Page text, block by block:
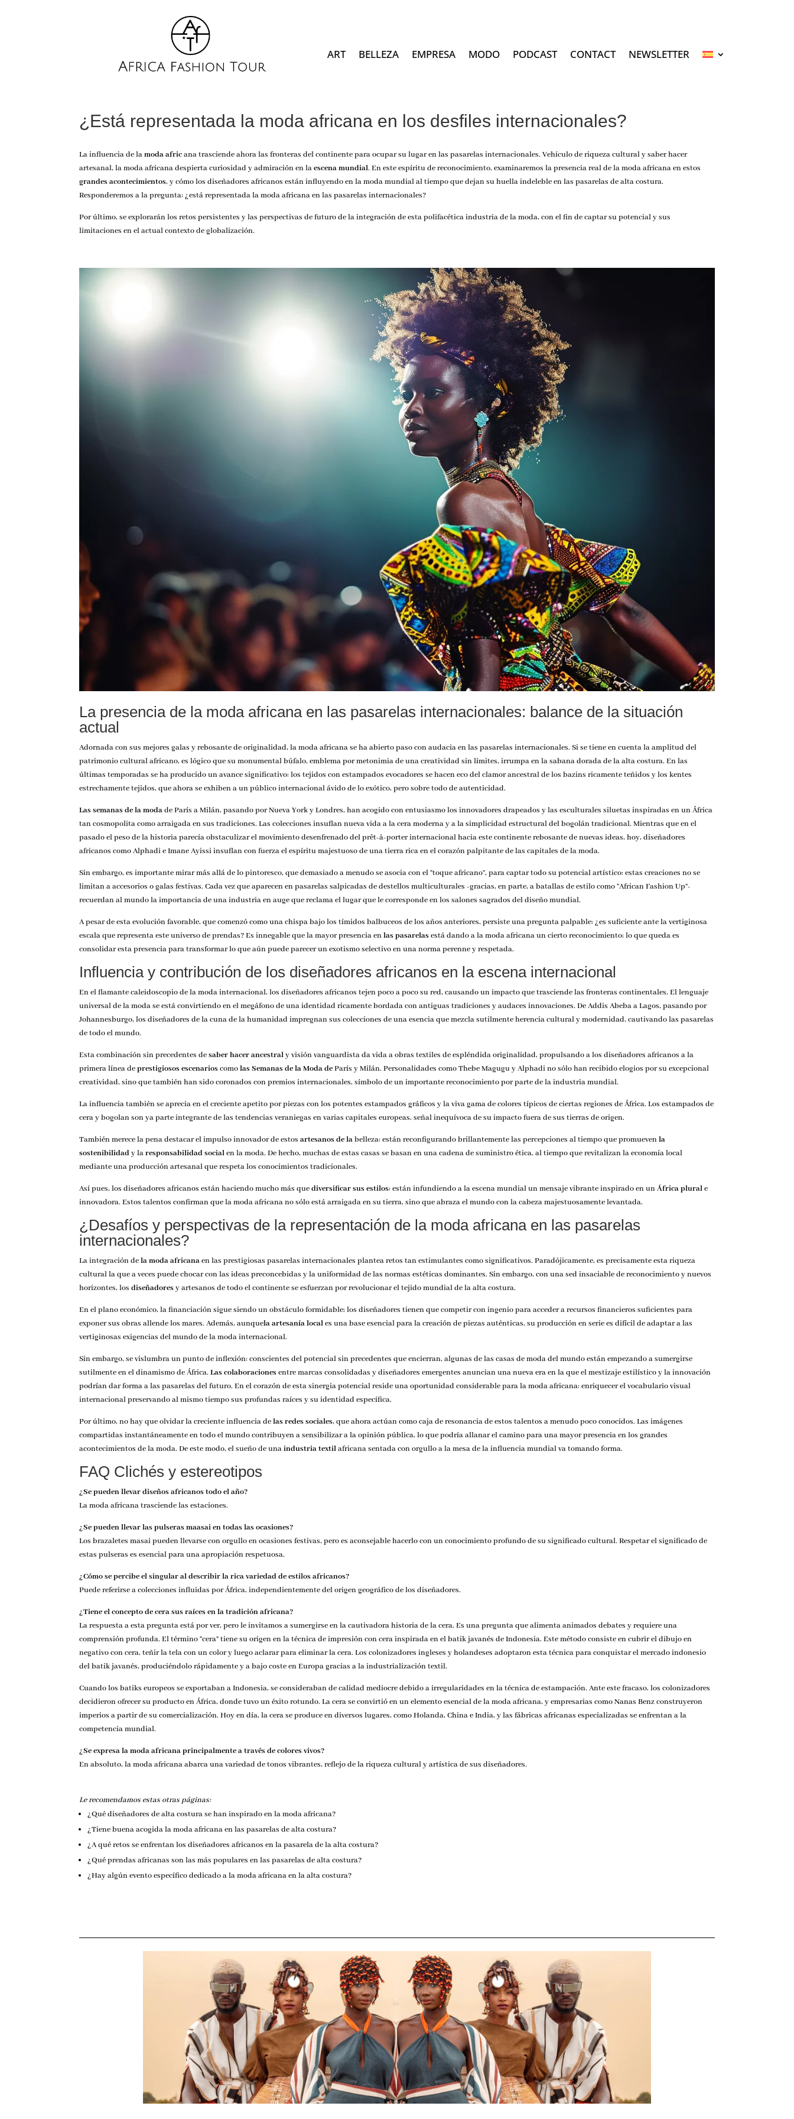
ART BELLEZA EMPRESA MODO PODCAST CONTACT NEWSLETTER
¿Está representada la moda africana en los desfiles internacionales?
La influencia de lamoda africana trasciende ahora las fronteras del continente para ocupar su lugar en las pasarelas internacionales. Vehículo de riqueza cultural y saber hacer
artesanal, lamoda africanadespierta curiosidad y admiración en laescena mundial. En este espíritu de reconocimiento, examinaremos la presencia real de la moda africana en estos
grandes acontecimientos, y cómo los diseñadores africanos están influyendo en la moda mundial al tiempo que dejan su huella indeleble en las pasarelas de alta costura.
Responderemos a la pregunta: ¿está representada la moda africana en las pasarelas internacionales?
Por último, se explorarán los retos persistentes y las perspectivas de futuro de la integración de esta polifacética industria dela moda, con el fin de captar su potencial y sus
limitaciones en el actual contexto de globalización.
La presencia de la moda africana en las pasarelas internacionales: balance de la situación
actual
Adornada con sus mejores galas y rebosante de originalidad, la moda africana se ha abierto paso con audacia en las pasarelas internacionales. Si se tiene en cuenta la amplitud del
patrimonio cultural africano, es lógico que su monumental búfalo, emblema por metonimia de una creatividad sin límites, irrumpa en la sabana dorada de la alta costura. En las
últimas temporadas se ha producido un avance significativo: los tejidos con estampados evocadores se hacen eco del clamor ancestral de los bazins ricamente teñidos y los kentes
estrechamente tejidos, que ahora se exhiben a un público internacional ávido de lo exótico, pero sobre todo de autenticidad.
Las semanas de la modade París a Milán, pasando por Nueva York y Londres, han acogido con entusiasmo los innovadores drapeados y las esculturales siluetas inspiradas en un África
tan cosmopolita como arraigada en sus tradiciones. Las colecciones insuflan nueva vida a la cera moderna y a la simplicidad estructural del bogolán tradicional. Mientras que en el
pasado el peso de la historia parecía obstaculizar el movimiento desenfrenado del prêt-à-porter internacional hacia este continente rebosante de nuevas ideas, hoy, diseñadores
africanos como Alphadi e Imane Ayissi insuflan con fuerza el espíritu majestuoso de una tierra rica en el corazón palpitante de las capitales de la moda.
Sin embargo, es importante mirar más allá de lo pintoresco, que demasiado a menudo se asocia con el “toque africano”, para captar todo su potencial artístico: estas creaciones no se
limitan a accesorios o galas festivas. Cada vez que aparecen en pasarelas salpicadas de destellos multiculturales -gracias, en parte, a batallas de estilo como “African Fashion Up”-
recuerdan al mundo la importancia de una industria en auge que reclama el lugar que le corresponde en los salones sagrados del diseño mundial.
A pesar de esta evolución favorable, que comenzó como una chispa bajo los tímidos balbuceos de los años anteriores, persiste una pregunta palpable: ¿es suficiente ante la vertiginosa
escala que representa este universo de prendas? Es innegable que la mayor presencia enlas pasarelasestá dando a la moda africana un cierto reconocimiento; lo que queda es
consolidar esta presencia para transformar lo que aún puede parecer un exotismo selectivo en una norma perenne y respetada.
Influencia y contribución de los diseñadores africanos en la escena internacional
En el flamante caleidoscopio de la moda internacional, los diseñadores africanos tejen poco a poco su red, causando un impacto que trasciende las fronteras continentales. El lenguaje
universal de la moda se está convirtiendo en el megáfono de una identidad ricamente bordada con antiguas tradiciones y audaces innovaciones. De Addis Abeba a Lagos, pasando por
Johannesburgo, los diseñadores de la cuna de la humanidad impregnan sus colecciones de una esencia que mezcla sutilmente herencia cultural y modernidad, cautivando las pasarelas
de todo el mundo.
Esta combinación sin precedentes desaber hacer ancestraly visión vanguardista da vida a obras textiles de espléndida originalidad, propulsando a los diseñadores africanos a la
primera línea deprestigiosos escenarioscomolas Semanas de la Moda deParís y Milán. Personalidades como Thebe Magugu y Alphadi no sólo han recibido elogios por su excepcional
creatividad, sino que también han sido coronados con premios internacionales, símbolo de un importante reconocimiento por parte de la industria mundial.
La influencia también se aprecia en el creciente apetito por piezas con los potentes estampados gráficos y la viva gama de colores típicos de ciertas regiones de África. Los estampados de
cera y bogolan son ya parte integrante de las tendencias veraniegas en varias capitales europeas, señal inequívoca de su impacto fuera de sus tierras de origen.
También merece la pena destacar el impulso innovador de estosartesanos de labelleza: están reconfigurando brillantemente las percepciones al tiempo que promuevenla
sostenibilidady laresponsabilidad socialen la moda. De hecho, muchas de estas casas se basan en una cadena de suministro ética, al tiempo que revitalizan la economía local
mediante una producción artesanal que respeta los conocimientos tradicionales.
Así pues, los diseñadores africanos están haciendo mucho más quediversificar sus estilos: están infundiendo a la escena mundial un mensaje vibrante inspirado en unÁfrica plurale
innovadora. Estos talentos confirman que la moda africana no sólo está arraigada en su tierra, sino que abraza el mundo con la cabeza majestuosamente levantada.
¿Desafíos y perspectivas de la representación de la moda africana en las pasarelas
internacionales?
La integración dela moda africanaen las prestigiosas pasarelas internacionales plantea retos tan estimulantes como significativos. Paradójicamente, es precisamente esta riqueza
cultural la que a veces puede chocar con las ideas preconcebidas y la uniformidad de las normas estéticas dominantes. Sin embargo, con una sed insaciable de reconocimiento y nuevos
horizontes, losdiseñadoresy artesanos de todo el continente se esfuerzan por revolucionar el tejido mundial de la alta costura.
En el plano económico, la financiación sigue siendo un obstáculo formidable; los diseñadores tienen que competir con ingenio para acceder a recursos financieros suficientes para
exponer sus obras allende los mares. Además, aunquela artesanía locales una base esencial para la creación de piezas auténticas, su producción en serie es difícil de adaptar a las
vertiginosas exigencias del mundo de la moda internacional.
Sin embargo, se vislumbra un punto de inflexión: conscientes del potencial sin precedentes que encierran, algunas de las casas de moda del mundo están empezando a sumergirse
sutilmente en el dinamismo de África.Las colaboracionesentre marcas consolidadas y diseñadores emergentes anuncian una nueva era en la que el mestizaje estilístico y la innovación
podrían dar forma a las pasarelas del futuro. En el corazón de esta sinergia potencial reside una oportunidad considerable para la moda africana: enriquecer el vocabulario visual
internacional preservando al mismo tiempo sus profundas raíces y su identidad específica.
Por último, no hay que olvidar la creciente influencia delas redes sociales, que ahora actúan como caja de resonancia de estos talentos a menudo poco conocidos. Las imágenes
compartidas instantáneamente en todo el mundo contribuyen a sensibilizar a la opinión pública, lo que podría allanar el camino para una mayor presencia en los grandes
acontecimientos de la moda. De este modo, el sueño de unaindustria textilafricana sentada con orgullo a la mesa de la influencia mundial va tomando forma.
FAQ Clichés y estereotipos
¿Se pueden llevar diseños africanos todo el año?
La moda africana trasciende las estaciones.
¿Se pueden llevar las pulseras maasai en todas las ocasiones?
Los brazaletes masai pueden llevarse con orgullo en ocasiones festivas, pero es aconsejable hacerlo con un conocimiento profundo de su significado cultural. Respetar el significado de
estas pulseras es esencial para una apropiación respetuosa.
¿Cómo se percibe el singular al describir la rica variedad de estilos africanos?
Puede referirse a colecciones influidas por África, independientemente del origen geográfico de los diseñadores.
¿Tiene el concepto de cera sus raíces en la tradición africana?
La respuesta a esta pregunta está por ver, pero le invitamos a sumergirse en la cautivadora historia de la cera. Es una pregunta que alimenta animados debates y requiere una
comprensión profunda. El término “cera” tiene su origen en la técnica de impresión con cera inspirada en el batik javanés de Indonesia. Este método consiste en cubrir el dibujo en
negativo con cera, teñir la tela con un color y luego aclarar para eliminar la cera. Los colonizadores ingleses y holandeses adoptaron esta técnica para conquistar el mercado indonesio
del batik javanés, produciéndolo rápidamente y a bajo coste en Europa gracias a la industrialización textil.
Cuando los batiks europeos se exportaban a Indonesia, se consideraban de calidad mediocre debido a irregularidades en la técnica de estampación. Ante este fracaso, los colonizadores
decidieron ofrecer su producto en África, donde tuvo un éxito rotundo. La cera se convirtió en un elemento esencial de la moda africana, y empresarias como Nanas Benz construyeron
imperios a partir de su comercialización. Hoy en día, la cera se produce en diversos lugares, como Holanda, China e India, y las fábricas africanas especializadas se enfrentan a la
competencia mundial.
¿Se expresa la moda africana principalmente a través de colores vivos?
En absoluto, la moda africana abarca una variedad de tonos vibrantes, reflejo de la riqueza cultural y artística de sus diseñadores.
Le recomendamos estas otras páginas:
¿Qué diseñadores de alta costura se han inspirado en la moda africana?
¿Tiene buena acogida la moda africana en las pasarelas de alta costura?
¿A qué retos se enfrentan los diseñadores africanos en la pasarela de la alta costura?
¿Qué prendas africanas son las más populares en las pasarelas de alta costura?
¿Hay algún evento específico dedicado a la moda africana en la alta costura?